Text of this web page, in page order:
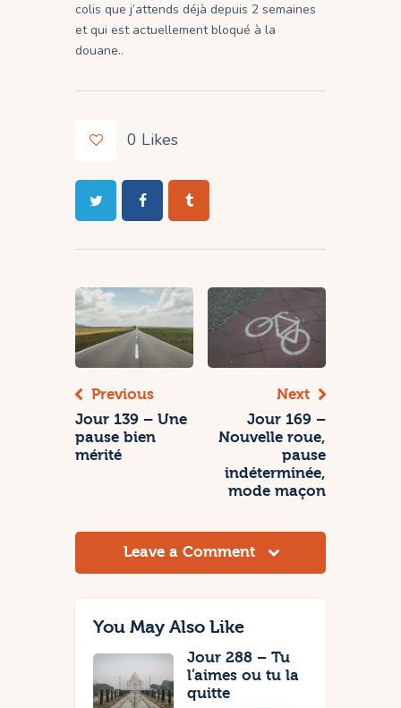
colis que j’attends déjà depuis 2 semaines
et qui est actuellement bloqué à la
douane..
0 Likes
Navigation
de
l’article
Previous
Jour 139 – Une
pause bien
mérité
Next
Jour 169 –
Nouvelle roue,
pause
indéterminée,
mode maçon
Leave a Comment
You May Also Like
Jour 288 – Tu
l’aimes ou tu la
quitte